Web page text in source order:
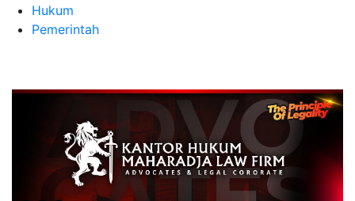
Hukum
Pemerintah